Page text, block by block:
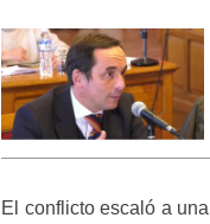
El conflicto escaló a una